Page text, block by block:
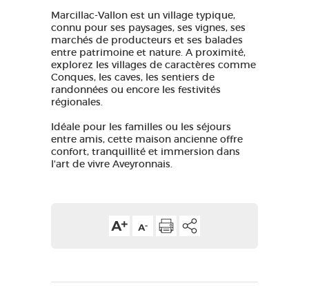
Marcillac-Vallon est un village typique,
connu pour ses paysages, ses vignes, ses
marchés de producteurs et ses balades
entre patrimoine et nature. A proximité,
explorez les villages de caractères comme
Conques, les caves, les sentiers de
randonnées ou encore les festivités
régionales.
Idéale pour les familles ou les séjours
entre amis, cette maison ancienne offre
confort, tranquillité et immersion dans
l'art de vivre Aveyronnais.